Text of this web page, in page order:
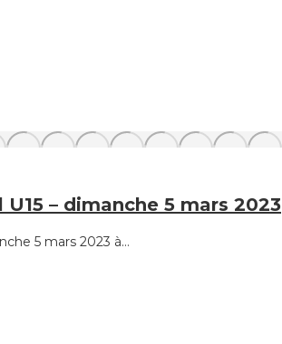
– dimanche 5 mars 2023
5 mars 2023 à…